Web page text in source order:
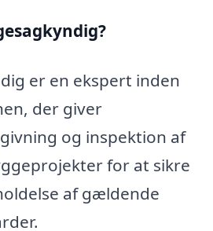
?
er en ekspert inden
der giver
og inspektion af
for at sikre
af gældende